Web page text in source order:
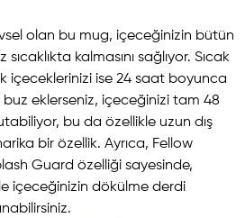
olan bu mug, içeceğinizin bütün
kalmasını sağlıyor. Sıcak
içeceklerinizi ise 24 saat boyunca
eklerseniz, içeceğinizi tam 48
bu da özellikle uzun dış
bir özellik. Ayrıca, Fellow
Guard özelliği sayesinde,
içeceğinizin dökülme derdi